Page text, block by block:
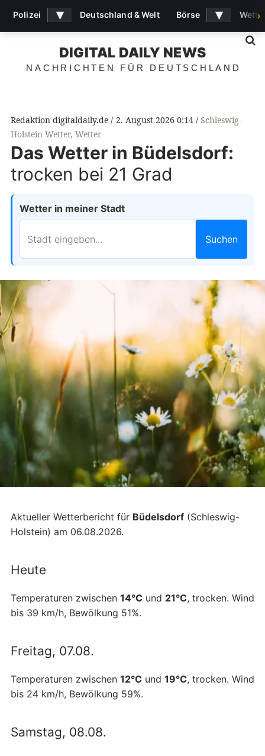
DIGITAL DAILY NEWS
NACHRICHTEN FÜR DEUTSCHLAND
Redaktion digitaldaily.de 2. August 2026 0:14
Schleswig-
Holstein Wetter, Wetter
Das Wetter in Büdelsdorf:
trocken bei 21 Grad
Wetter in meiner Stadt
Suchen
Aktueller Wetterbericht für Büdelsdorf (Schleswig-
Holstein) am 06.08.2026.
Heute
Temperaturen zwischen 14°C und 21°C, trocken. Wind
bis 39 km/h, Bewölkung 51%.
Freitag, 07.08.
Temperaturen zwischen 12°C und 19°C, trocken. Wind
bis 24 km/h, Bewölkung 59%.
Samstag, 08.08.
Polizei ▾ Deutschland & Welt Börse ▾ ›